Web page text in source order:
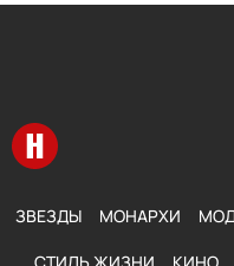
Перейти на главную
ЗВЕЗДЫ МОНАРХИ
СТИЛЬ ЖИЗНИ КИНО